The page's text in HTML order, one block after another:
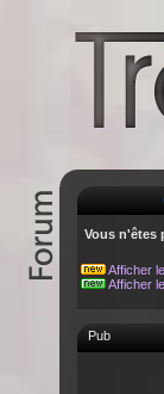
Vous n'êtes
Afficher
Afficher
Pub